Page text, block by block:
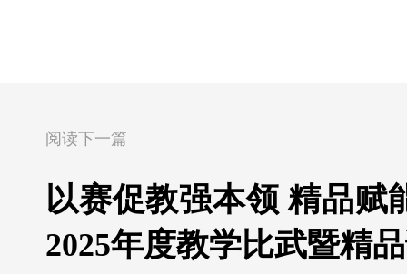
阅读下一篇
以赛促教强本领 精品
2025年度教学比武暨精